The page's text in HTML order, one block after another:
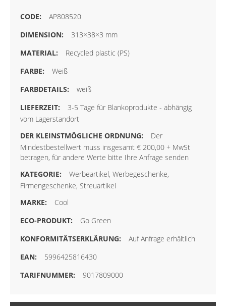
AP808520
313×38×3 mm
Recycled plastic (PS)
Weiß
weiß
3-5 Tage für Blankoprodukte - abhängig
vom Lagerstandort
Der
Mindestbestellwert muss insgesamt € 200,00 + MwSt
betragen, für andere Werte bitte Ihre Anfrage senden
Werbeartikel, Werbegeschenke,
Firmengeschenke, Streuartikel
Cool
Go Green
Auf Anfrage erhältlich
5996425816430
9017809000